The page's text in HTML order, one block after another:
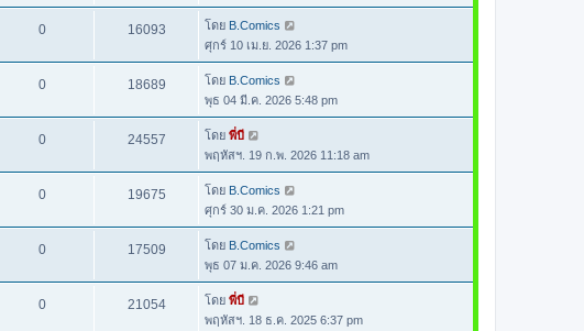
0 16093 โดย B.Comics
ศุกร์ 10 เม.ย. 2026 1:37 pm
0 18689 โดย B.Comics
พุธ 04 มี.ค. 2026 5:48 pm
0 24557 โดย พี่บี
พฤหัสฯ. 19 ก.พ. 2026 11:18 am
0 19675 โดย B.Comics
ศุกร์ 30 ม.ค. 2026 1:21 pm
0 17509 โดย B.Comics
พุธ 07 ม.ค. 2026 9:46 am
0 21054 โดย พี่บี
พฤหัสฯ. 18 ธ.ค. 2025 6:37 pm